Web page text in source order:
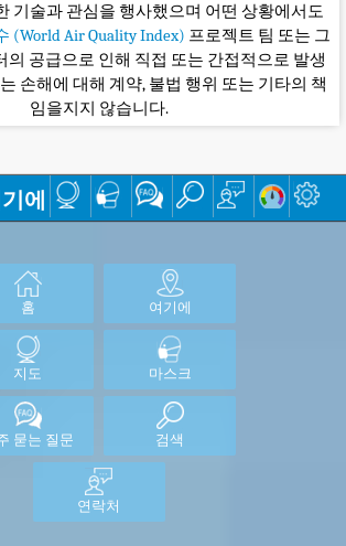
기술과 관심을 행사했으며 어떤 상황에서도
(World Air Quality Index) 프로젝트 팀 또는 그
의 공급으로 인해 직접 또는 간접적으로 발생
손해에 대해 계약, 불법 행위 또는 기타의 책
임을지지 않습니다.
에
홈 여기에
지도 마스크
묻는 질문 검색
연락처